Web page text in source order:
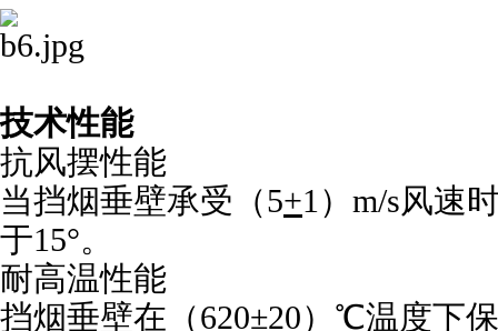
技术性能
抗风摆性能
当挡烟垂壁承受（5+1）m/s风速
于15°。
耐高温性能
挡烟垂壁在（620±20）℃温度下